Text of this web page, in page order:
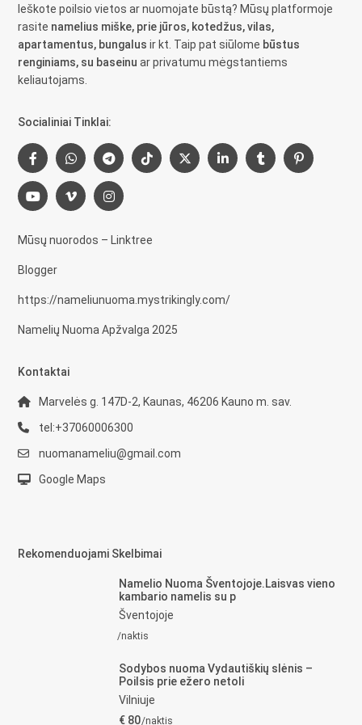
Ieškote poilsio vietos ar nuomojate būstą? Mūsų platformoje
rasite namelius miške, prie jūros, kotedžus, vilas,
apartamentus, bungalus ir kt. Taip pat siūlome būstus
renginiams, su baseinu ar privatumu mėgstantiems
keliautojams.
Socialiniai Tinklai:
Mūsų nuorodos – Linktree
Blogger
https://nameliunuoma.mystrikingly.com/
Namelių Nuoma Apžvalga 2025
Kontaktai
Marvelės g. 147D-2, Kaunas, 46206 Kauno m. sav.
tel:+37060006300
nuomanameliu@gmail.com
Google Maps
Rekomenduojami Skelbimai
Namelio Nuoma Šventojoje.Laisvas vieno
kambario namelis su p
Šventojoje
/naktis
Sodybos nuoma Vydautiškių slėnis –
Poilsis prie ežero netoli
Vilniuje
€ 80/naktis